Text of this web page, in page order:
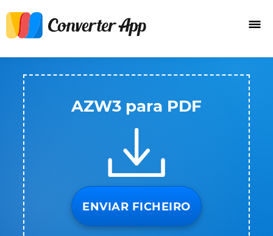
AZW3 para PDF
ENVIAR FICHEIRO